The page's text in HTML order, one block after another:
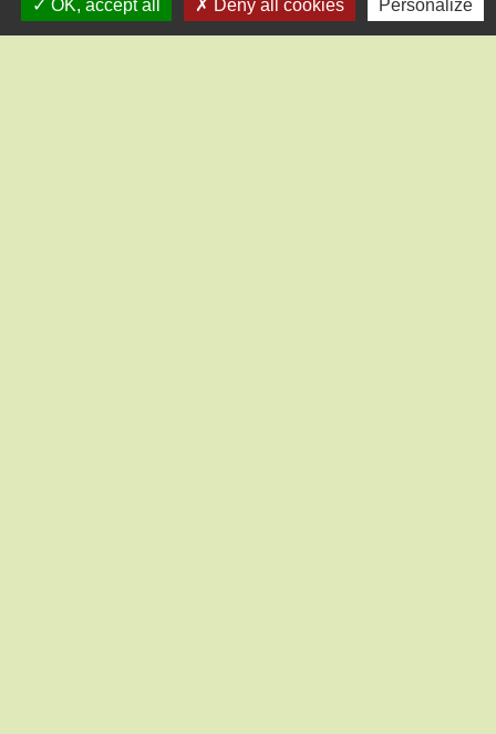
OK, accept all
Deny all cookies Personalize